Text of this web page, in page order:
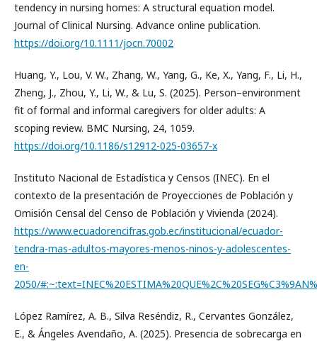
tendency in nursing homes: A structural equation model.
Journal of Clinical Nursing. Advance online publication.
https://doi.org/10.1111/jocn.70002
Huang, Y., Lou, V. W., Zhang, W., Yang, G., Ke, X., Yang, F., Li, H.,
Zheng, J., Zhou, Y., Li, W., & Lu, S. (2025). Person–environment
fit of formal and informal caregivers for older adults: A
scoping review. BMC Nursing, 24, 1059.
https://doi.org/10.1186/s12912-025-03657-x
Instituto Nacional de Estadística y Censos (INEC). En el
contexto de la presentación de Proyecciones de Población y
Omisión Censal del Censo de Población y Vivienda (2024).
https://www.ecuadorencifras.gob.ec/institucional/ecuador-
tendra-mas-adultos-mayores-menos-ninos-y-adolescentes-
en-
2050/
López Ramírez, A. B., Silva Reséndiz, R., Cervantes González,
E., & Ángeles Avendaño, A. (2025). Presencia de sobrecarga en